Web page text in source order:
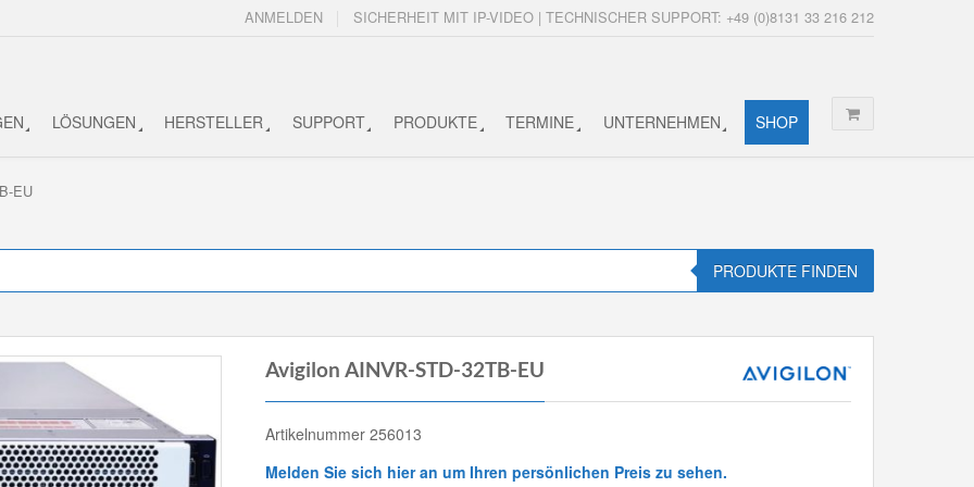
SICHERHEIT MIT IP-VIDEO | TECHNISCHER SUPPORT: +49 (0)8131 33 216 212
ANMELDEN
LÖSUNGEN HERSTELLER SUPPORT PRODUKTE TERMINE UNTERNEHMEN SHOP
EU
PRODUKTE FINDEN
Avigilon AINVR-STD-32TB-EU
Artikelnummer 256013
Melden Sie sich hier an um Ihren persönlichen Preis zu sehen.